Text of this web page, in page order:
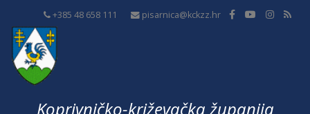
+385 48 658 111 pisarnica@kckzz.hr
Koprivničko-križevačka županija